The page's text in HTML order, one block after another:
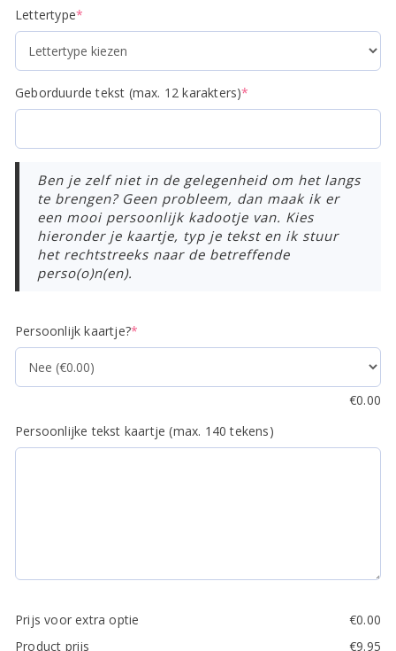
Lettertype*
Geborduurde tekst (max. 12 karakters)*
Ben je zelf niet in de gelegenheid om het langs
te brengen? Geen probleem, dan maak ik er
een mooi persoonlijk kadootje van. Kies
hieronder je kaartje, typ je tekst en ik stuur
het rechtstreeks naar de betreffende
perso(o)n(en).
Persoonlijk kaartje?*
€0.00
Persoonlijke tekst kaartje (max. 140 tekens)
Prijs voor extra optie €0.00
Product prijs
€9.95